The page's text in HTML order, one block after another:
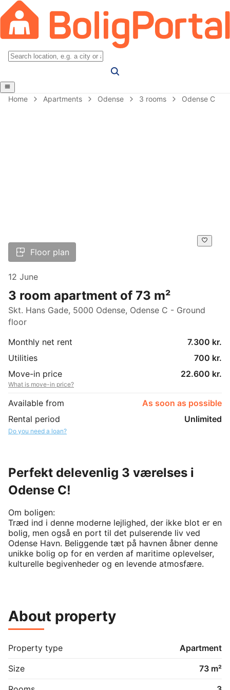
Home Apartments Odense 3 rooms Odense C
Floor plan
12 June
3 room apartment of 73 m²
Skt. Hans Gade, 5000 Odense, Odense C - Ground
floor
Monthly net rent
7.300 kr.
Utilities
700 kr.
Move-in price
22.600 kr.
What is move-in price?
Available from
As soon as possible
Rental period
Unlimited
Do you need a loan?
Perfekt delevenlig 3 værelses i
Odense C!
Om boligen:
Træd ind i denne moderne lejlighed, der ikke blot er en
bolig, men også en port til det pulserende liv ved
Odense Havn. Beliggende tæt på havnen åbner denne
unikke bolig op for en verden af maritime oplevelser,
kulturelle begivenheder og en levende atmosfære.
indbydende atmosfære. Stuens åbne koncept skaber
en naturlig forbindelse til køkkenet, der er udstyret
kulinariske udfoldelser. Soveværelset er rummeligt og
designet med fokus på komfort. Her kan du trække
dig tilbage og nyde roen i dine private omgivelser. Det
mere plads til at give rummet det personlige touch.
About property
Property type
Apartment
Size
73 m²